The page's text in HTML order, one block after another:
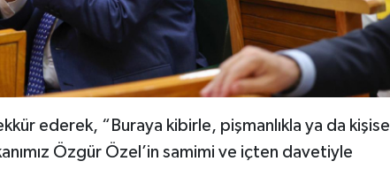
ederek, “Buraya kibirle, pişmanlıkla ya da kişisel
Özgür Özel’in samimi ve içten davetiyle